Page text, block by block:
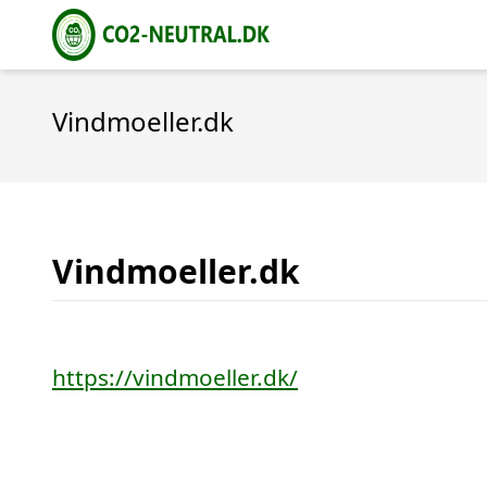
Vindmoeller.dk
Vindmoeller.dk
https://vindmoeller.dk/